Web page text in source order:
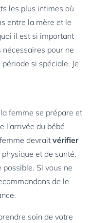
les plus intimes où
entre la mère et le
il est si important
pour ne
si spéciale. Je
femme se prépare et
l'arrivée du bébé
devrait vérifier
et de santé,
Si vous ne
de le
soin de votre